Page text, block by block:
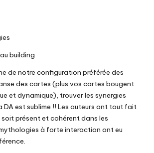
building
de notre configuration préférée des
des cartes (plus vos cartes bougent
et dynamique), trouver les synergies
DA est sublime !! Les auteurs ont tout fait
soit présent et cohérent dans les
à forte interaction ont eu